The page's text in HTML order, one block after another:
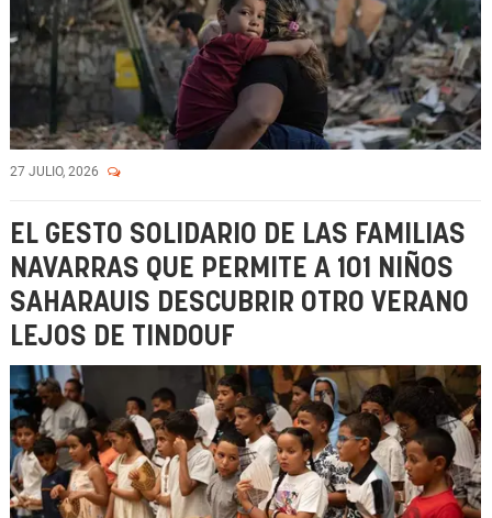
27 JULIO, 2026
EL GESTO SOLIDARIO DE LAS FAMILIAS
NAVARRAS QUE PERMITE A 101 NIÑOS
SAHARAUIS DESCUBRIR OTRO VERANO
LEJOS DE TINDOUF